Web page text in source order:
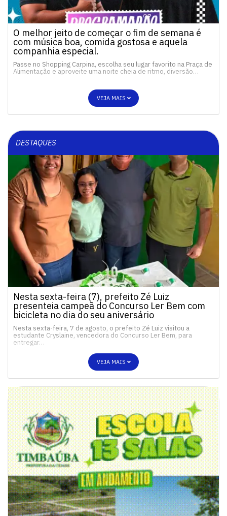
O melhor jeito de começar o fim de semana é
com música boa, comida gostosa e aquela
companhia especial.
Passe no Shopping Carpina, escolha seu lugar favorito na Praça de
Alimentação e aproveite uma noite cheia de ritmo, diversão…
VEJA MAIS
DESTAQUES
Nesta sexta-feira (7), prefeito Zé Luiz
presenteia campeã do Concurso Ler Bem com
bicicleta no dia do seu aniversário
Nesta sexta-feira, 7 de agosto, o prefeito Zé Luiz visitou a
estudante Cryslaine, vencedora do Concurso Ler Bem, para
entregar…
VEJA MAIS